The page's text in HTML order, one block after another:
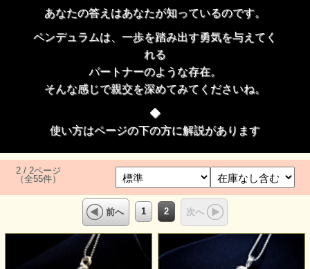
あなたの答えはあなたが知っているのです。
ペンデュラムは、一歩を踏み出す勇気を与えてく
れる
パートナーのような存在。
そんな感じで親交を深めてみてくださいね。
◆
使い方はページの下の方に解説があります
2 / 2ページ
（全55件）
前へ 1 2 次へ